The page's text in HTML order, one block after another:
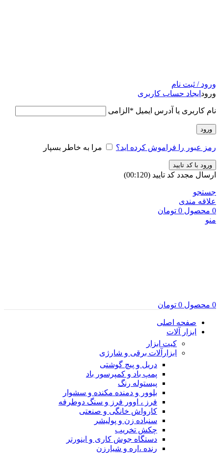
ورود / ثبت نام
ورود ایجاد حساب کاربری
نام کاربری یا آدرس ایمیل * الزامی
ورود
رمز عبور را فراموش کرده اید؟ مرا به خاطر بسپار
ورود با کد تایید
ارسال مجدد کد تایید (00:
120
)
جستجو
علاقه مندی
0 محصول 0 تومان
منو
0 محصول 0 تومان
صفحه اصلی
ابزار آلات
کیت ابزار
ابزارآلات برقی و شارژی
دریل و پیچ گوشتی
پمپ باد و کمپرسور باد
پیستوله رنگ
بلوور و دمنده مکنده و سشوار
فرز ، اوور فرز و سنگ دوطرفه
کارواش خانگی و صنعتی
سنباده زن و پولیشر
چکش تخریب
دستگاه جوش کاری و اینورتر
رنده ،اره و شیارزن